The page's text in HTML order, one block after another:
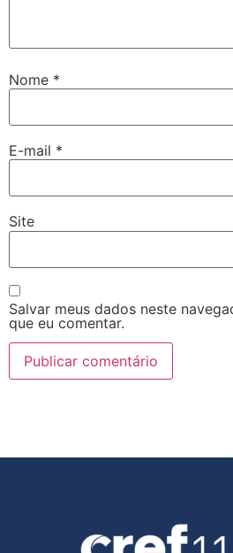
Nome *
E-mail *
Site
Salvar meus dados neste
que eu comentar.